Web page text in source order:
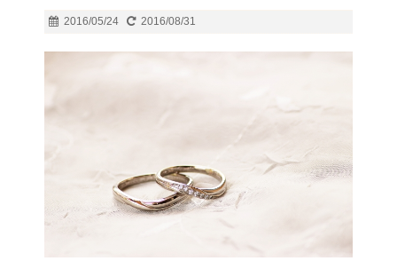
2016/05/24 2016/08/31